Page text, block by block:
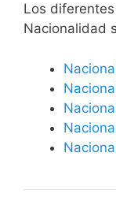
​​​Los
Nacionalidad